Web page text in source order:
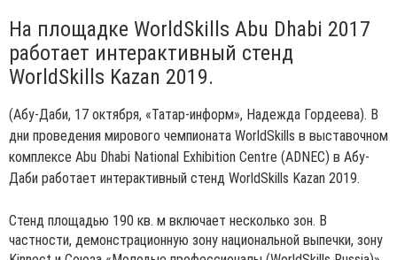
На площадке WorldSkills Abu Dhabi 2017
работает интерактивный стенд
WorldSkills Kazan 2019.
(Абу-Даби, 17 октября, «Татар-информ», Надежда Гордеева). В
дни проведения мирового чемпионата WorldSkills в выставочном
комплексе Abu Dhabi National Exhibition Centre (ADNEC) в Абу-
Даби работает интерактивный стенд WorldSkills Kazan 2019.
Стенд площадью 190 кв. м включает несколько зон. В
частности, демонстрационную зону национальной выпечки, зону